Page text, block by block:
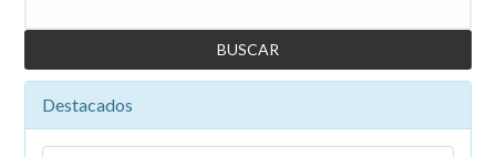
Unelco
y
Comisión
Territorial
Destacados